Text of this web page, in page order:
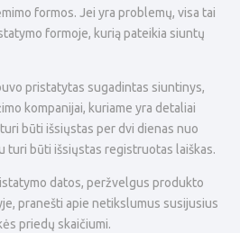
formos. Jei yra problemų, visa tai
formoje, kurią pateikia siuntų
pristatytas sugadintas siuntinys,
kompanijai, kuriame yra detaliai
būti išsiųstas per dvi dienas nuo
turi būti išsiųstas registruotas laiškas.
datos, peržvelgus produkto
pranešti apie netikslumus susijusius
priedų skaičiumi.